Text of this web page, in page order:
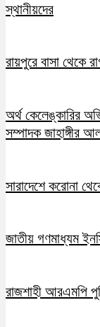
স্থানীয়দের
রায়পুরে বাসা থেকে
অর্থ কেলেঙ্কারির
সম্পাদক জাহাঙ্গীর
সারাদেশে করোনা
জাতীয় গণমাধ্যম
রাজশাহী আরএমপি